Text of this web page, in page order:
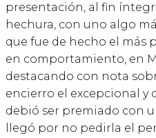
presentación, al fin
hechura, con uno algo
que fue de hecho el más
en comportamiento, en
destacando con nota
encierro el excepcional y
debió ser premiado con
llegó por no pedirla el